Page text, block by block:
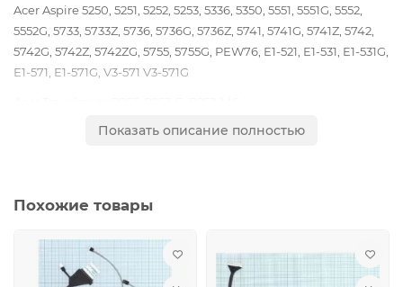
Acer Aspire5250, 5251, 5252, 5253, 5336, 5350, 5551, 5551G, 5552,
5552G, 5733, 5733Z, 5736, 5736G, 5736Z, 5741, 5741G, 5741Z, 5742,
5742G, 5742Z, 5742ZG, 5755, 5755G, PEW76, E1-521, E1-531, E1-531G,
E1-571, E1-571G, V3-571 V3-571G
eMachines E443, E529, E644, E644G
Packard Bell EasyNote TE11, TE11BZ, TE11HC, TK11, TK13, TK36,
TV11HC, TV43, TV43HC, TV44, TV44HC, NEW90, NEW95, P5WE0,
Показать описание полностью
Похожие товары